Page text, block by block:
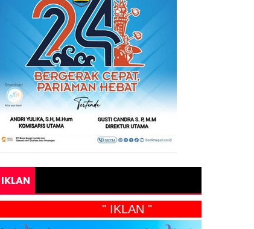
IKLAN
" IKLAN "